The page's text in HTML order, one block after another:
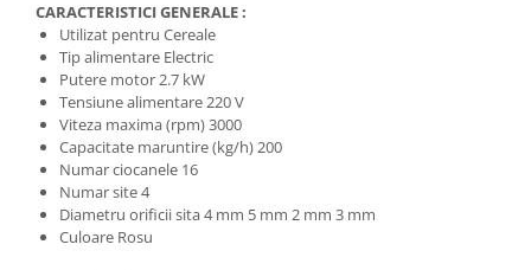
CARACTERISTICI GENERALE :
Utilizat pentru Cereale
Tip alimentare Electric
Putere motor 2.7 kW
Tensiune alimentare 220 V
Viteza maxima (rpm) 3000
Capacitate maruntire (kg/h) 200
Numar ciocanele 16
Numar site 4
Diametru orificii sita 4 mm 5 mm 2 mm 3 mm
Culoare Rosu